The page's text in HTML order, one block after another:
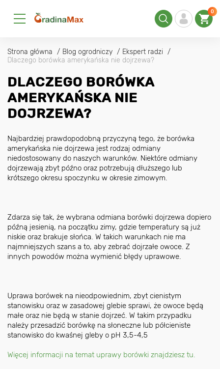
0
Strona główna Blog ogrodniczy
Ekspert radzi
Dlaczego borówka amerykańska nie dojrzewa?
DLACZEGO BORÓWKA
AMERYKAŃSKA NIE
DOJRZEWA?
Najbardziej prawdopodobną przyczyną tego, że borówka
amerykańska nie dojrzewa jest rodzaj odmiany
niedostosowany do naszych warunków. Niektóre odmiany
dojrzewają zbyt późno oraz potrzebują dłuższego lub
krótszego okresu spoczynku w okresie zimowym.
Zdarza się tak, że wybrana odmiana borówki dojrzewa dopiero
późną jesienią, na początku zimy, gdzie temperatury są już
niskie oraz brakuje słońca. W takich warunkach nie ma
najmniejszych szans a to, aby zebrać dojrzałe owoce. Z
innych powodów można wymienić błędy uprawowe.
Uprawa borówek na nieodpowiednim, zbyt cienistym
stanowisku oraz w zasadowej glebie sprawi, że owoce będą
małe oraz nie będą w stanie dojrzeć. W takim przypadku
należy przesadzić borówkę na słoneczne lub półcieniste
stanowisko do kwaśnej gleby o pH 3,5-4,5
Więcej informacji na temat uprawy borówki znajdziesz tu.